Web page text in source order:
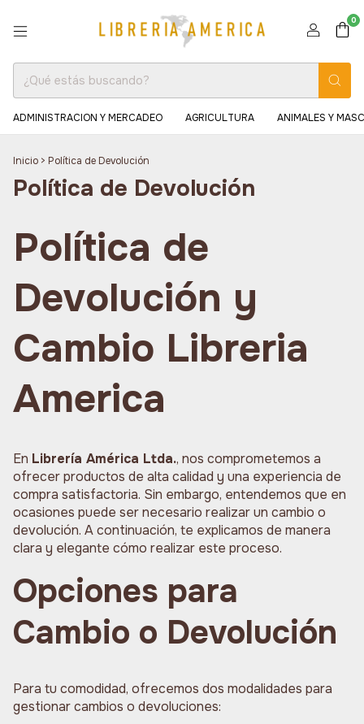
0
ADMINISTRACION Y MERCADEO AGRICULTURA ANIMALES Y
Inicio > Política de Devolución
Política de Devolución
Política de
Devolución y
Cambio Libreria
America
En Librería América Ltda., nos comprometemos a
ofrecer productos de alta calidad y una experiencia de
compra satisfactoria. Sin embargo, entendemos que en
ocasiones puede ser necesario realizar un cambio o
devolución. A continuación, te explicamos de manera
clara y elegante cómo realizar este proceso.
Opciones para
Cambio o Devolución
Para tu comodidad, ofrecemos dos modalidades para
gestionar cambios o devoluciones: